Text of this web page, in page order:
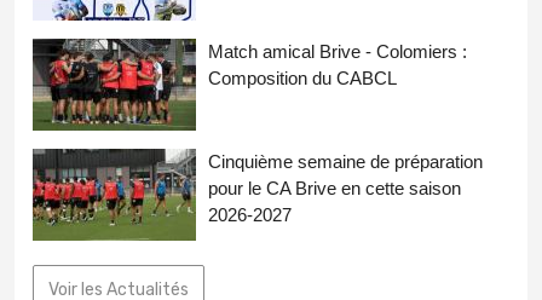
Match amical Brive - Colomiers :
Composition du CABCL
Cinquième semaine de préparation
pour le CA Brive en cette saison
2026-2027
Voir les Actualités